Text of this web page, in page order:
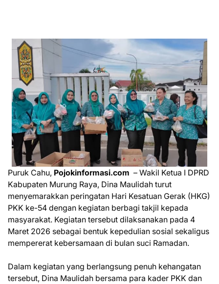
Puruk Cahu, Pojokinformasi.com – Wakil Ketua I DPRD
Kabupaten Murung Raya, Dina Maulidah turut
menyemarakkan peringatan Hari Kesatuan Gerak (HKG)
PKK ke-54 dengan kegiatan berbagi takjil kepada
masyarakat. Kegiatan tersebut dilaksanakan pada 4
Maret 2026 sebagai bentuk kepedulian sosial sekaligus
mempererat kebersamaan di bulan suci Ramadan.
Dalam kegiatan yang berlangsung penuh kehangatan
tersebut, Dina Maulidah bersama para kader PKK dan